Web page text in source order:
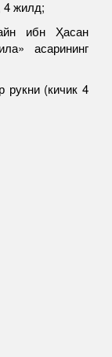
4 жилд;
ибн Ҳасан
асарининг
рукни (кичик 4